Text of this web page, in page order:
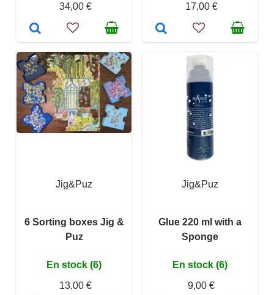
34,00 €
17,00 €
Jig&Puz
6 Sorting boxes Jig &
Puz
En stock (6)
13,00 €
Jig&Puz
Glue 220 ml with a
Sponge
En stock (6)
9,00 €